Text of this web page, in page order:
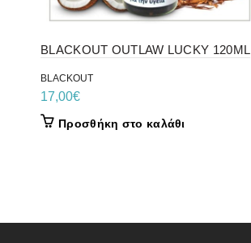
BLACKOUT OUTLAW LUCKY 120ML
BLACKOUT
17,00€
Προσθήκη στο καλάθι